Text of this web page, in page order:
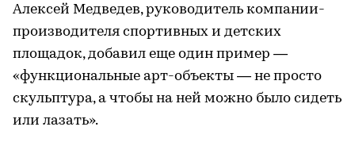
Алексей Медведев, руководитель компании-
производителя спортивных и детских
площадок, добавил еще один пример —
«функциональные арт-объекты — не просто
скульптура, а чтобы на ней можно было сидеть
или лазать».